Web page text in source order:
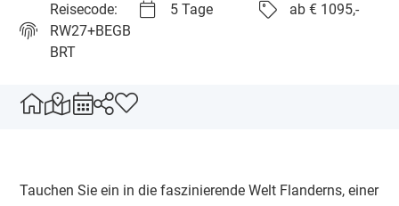
Reisecode:
RW27+BEGB
BRT
5 Tage ab € 1095,-
Tauchen Sie ein in die faszinierende Welt Flanderns, einer